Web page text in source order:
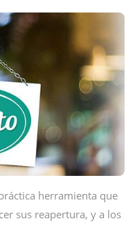
herramienta que
sus reapertura, y a los